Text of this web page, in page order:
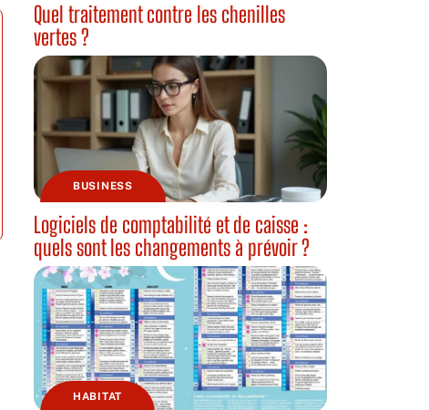
Quel traitement contre les chenilles
vertes ?
BUSINESS
Logiciels de comptabilité et de caisse :
quels sont les changements à prévoir ?
HABITAT